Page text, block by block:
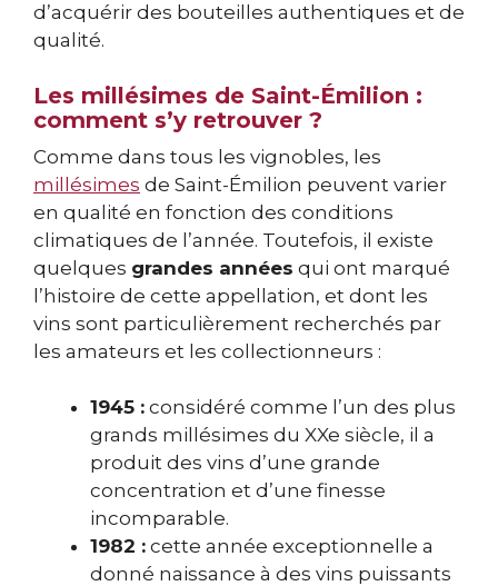
d’acquérir des bouteilles authentiques et de
qualité.
Les millésimes de Saint-Émilion :
comment s’y retrouver ?
Comme dans tous les vignobles, les
millésimes de Saint-Émilion peuvent varier
en qualité en fonction des conditions
climatiques de l’année. Toutefois, il existe
quelques grandes années qui ont marqué
l’histoire de cette appellation, et dont les
vins sont particulièrement recherchés par
les amateurs et les collectionneurs :
1945 : considéré comme l’un des plus
grands millésimes du XXe siècle, il a
produit des vins d’une grande
concentration et d’une finesse
incomparable.
1982 : cette année exceptionnelle a
donné naissance à des vins puissants